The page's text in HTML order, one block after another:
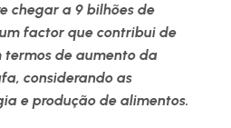
chegar a 9 bilhões de
factor que contribui de
de aumento da
considerando as
e produção de alimentos.